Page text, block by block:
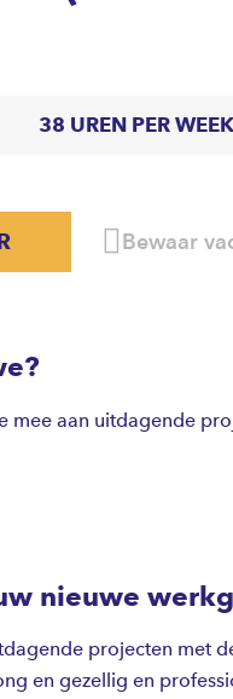
38 UREN PER WEEK
Bewaar
mee aan uitdagende
nieuwe
projecten met
en gezellig en